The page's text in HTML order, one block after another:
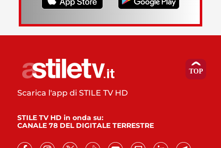
Scarica l'app di STILE TV HD
STILE TV HD in onda su:
CANALE 78 DEL DIGITALE TERRESTRE